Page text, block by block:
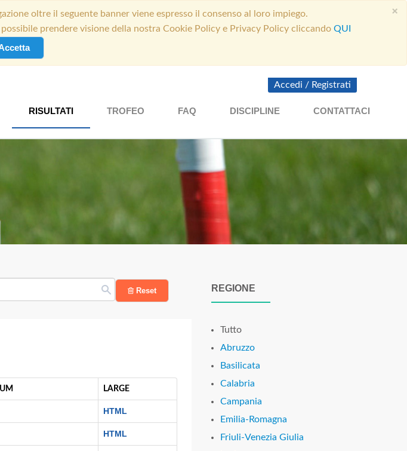
×
oltre il seguente banner viene espresso il consenso al loro impiego.
prendere visione della nostra Cookie Policy e Privacy Policy cliccando QUI
RISULTATI TROFEO FAQ DISCIPLINE CONTATTACI
Accedi / Registrati
Reset
LARGE
HTML
HTML
REGIONE
Tutto
Abruzzo
Basilicata
Calabria
Campania
Emilia-Romagna
Friuli-Venezia Giulia